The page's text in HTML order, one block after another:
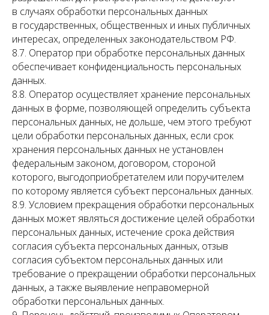
в случаях обработки персональных данных
в государственных, общественных и иных публичных
интересах, определенных законодательством РФ.
8.7. Оператор при обработке персональных данных
обеспечивает конфиденциальность персональных
данных.
8.8. Оператор осуществляет хранение персональных
данных в форме, позволяющей определить субъекта
персональных данных, не дольше, чем этого требуют
цели обработки персональных данных, если срок
хранения персональных данных не установлен
федеральным законом, договором, стороной
которого, выгодоприобретателем или поручителем
по которому является субъект персональных данных.
8.9. Условием прекращения обработки персональных
данных может являться достижение целей обработки
персональных данных, истечение срока действия
согласия субъекта персональных данных, отзыв
согласия субъектом персональных данных или
требование о прекращении обработки персональных
данных, а также выявление неправомерной
обработки персональных данных.